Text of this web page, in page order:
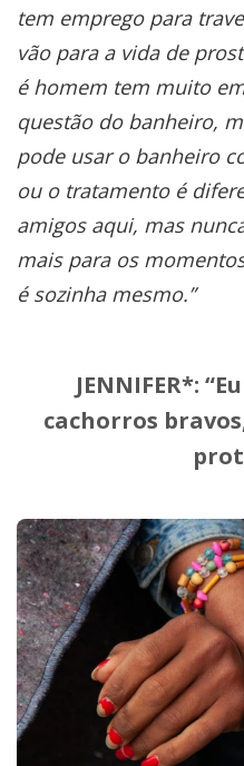
tem emprego para
vão para a vida de
é homem tem muito
questão do banheiro,
pode usar o banheiro
ou o tratamento é
amigos aqui, mas
mais para os
é sozinha mesmo.”
JENNIFER*:
cachorros